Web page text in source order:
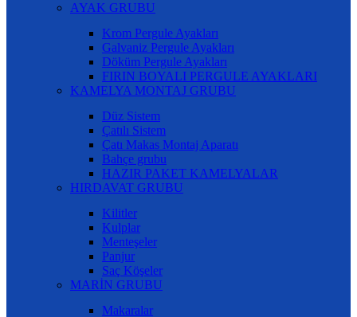
AYAK GRUBU
Krom Pergule Ayakları
Galvaniz Pergule Ayakları
Döküm Pergule Ayakları
FIRIN BOYALI PERGULE AYAKLARI
KAMELYA MONTAJ GRUBU
Düz Sistem
Çatılı Sistem
Çatı Makas Montaj Aparatı
Bahçe grubu
HAZIR PAKET KAMELYALAR
HIRDAVAT GRUBU
Kilitler
Kulplar
Menteşeler
Panjur
Saç Köşeler
MARİN GRUBU
Makaralar